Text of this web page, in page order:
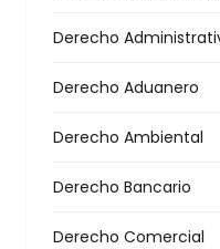
Derecho
Derecho Aduanero
Derecho Ambiental
Derecho Bancario
Derecho Comercial